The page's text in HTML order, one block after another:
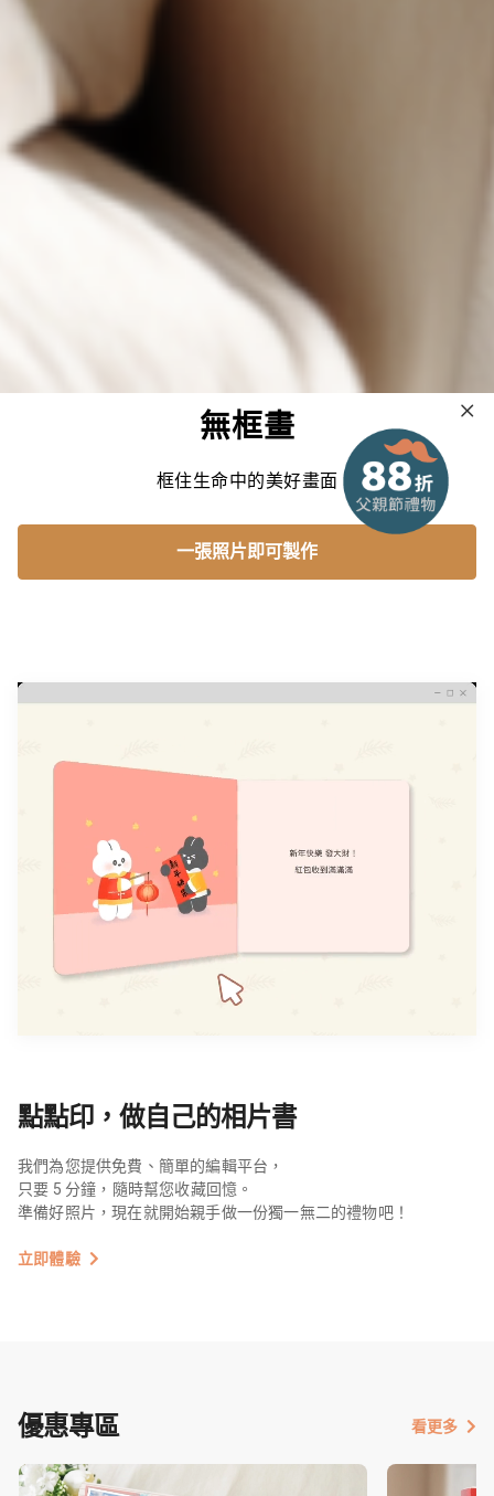
無框畫
框住生命中的美好畫面
一張照片即可製作
點點印，做自己的相片書
我們為您提供免費、簡單的編輯平台，
只要 5 分鐘，隨時幫您收藏回憶。
準備好照片，現在就開始親手做一份獨一無二的禮物吧！
立即體驗
優惠專區 看更多